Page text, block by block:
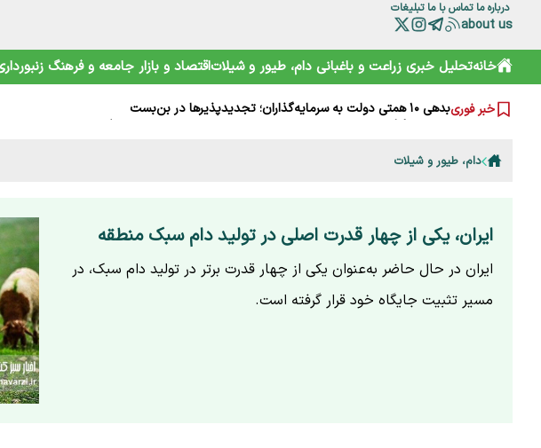
درباره ما تماس با ما تبلیغات
about us
خانهتحلیل خبری زراعت و باغبانی دام، طیور و شیلاتاقتصاد و بازار جامعه و فرهنگ
خبر فوری
شرط آمریکا برای لغو محاصره دریایی ایران؛ جزئیات توافق هرمز
راز برنج‌های آمریکایی ارزان در بازار چیست؟ پشت پرده یک ابهام بزرگ
بدهی ۱۰ همتی دولت به سرمایه‌گذاران؛ تجدیدپذیرها در بن‌بست
آقای وزیر! اگر به کشاورزان کمک نمی‌کنید، حداقل علیه آنان تصمیم نگیرید+ویدئو
گرانی‌های فعلی نتیجه جنگ است یا بی‌تدبیری؟ پاسخ صریح لاهوتی
هشدارها را جدی نمی‌گیریم؛ تکرار مرگ در جاده و کوه
دام، طیور و شیلات
ایران، یکی از چهار قدرت اصلی در تولید دام سبک منطقه
ایران در حال حاضر به‌عنوان یکی از چهار قدرت برتر در تولید دام سبک، در
مسیر تثبیت جایگاه خود قرار گرفته است.